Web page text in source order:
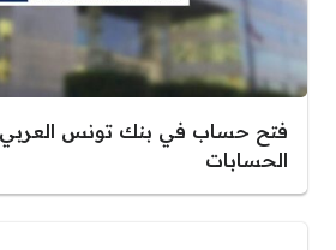
فتح حساب في بنك تونس العربي
الحسابات